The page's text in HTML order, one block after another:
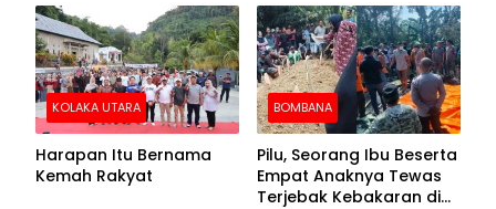
KOLAKA UTARA
Harapan Itu Bernama
Kemah Rakyat
BOMBANA
Pilu, Seorang Ibu Beserta
Empat Anaknya Tewas
Terjebak Kebakaran di